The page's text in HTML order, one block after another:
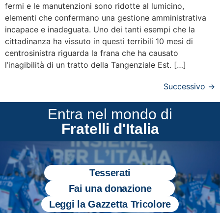
fermi e le manutenzioni sono ridotte al lumicino,
elementi che confermano una gestione amministrativa
incapace e inadeguata. Uno dei tanti esempi che la
cittadinanza ha vissuto in questi terribili 10 mesi di
centrosinistra riguarda la frana che ha causato
l’inagibilità di un tratto della Tangenziale Est. […]
Successivo →
Entra nel mondo di
Fratelli d'Italia
Tesserati
Fai una donazione
Leggi la Gazzetta Tricolore